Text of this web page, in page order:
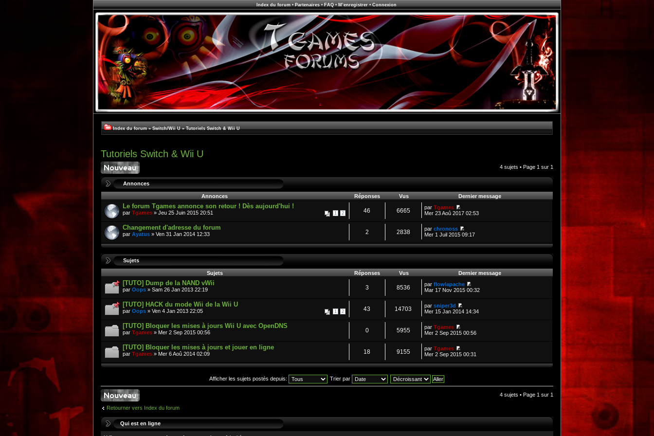
Index du forum• Partenaires• FAQ• M’enregistrer• Connexion
Index du forum » Switch/Wii U » Tutoriels Switch & Wii U
Tutoriels Switch & Wii U
4 sujets • Page 1 sur 1
Annonces
Annonces Réponses Vus Dernier message
Le forum Tgames annonce son retour ! Dès aujourd'hui !
1 2
par Tgames » Jeu 25 Juin 2015 20:51 46 6665 par Tgames
Mer 23 Aoû 2017 02:53
Changement d'adresse du forum
par Ayatus » Ven 31 Jan 2014 12:33 2 2838 par chronoss
Mer 1 Juil 2015 09:17
Sujets
Sujets Réponses Vus Dernier message
[TUTO] Dump de la NAND vWii
par Oops » Sam 26 Jan 2013 22:19 3 8536 par flowlapache
Mar 17 Nov 2015 00:32
[TUTO] HACK du mode Wii de la Wii U
1 2
par Oops » Ven 4 Jan 2013 22:05 43 14703 par sniper3d
Mer 15 Jan 2014 14:34
[TUTO] Bloquer les mises à jours Wii U avec OpenDNS
par Tgames » Mer 2 Sep 2015 00:56 0 5955 par Tgames
Mer 2 Sep 2015 00:56
[TUTO] Bloquer les mises à jours et jouer en ligne
par Tgames » Mer 6 Aoû 2014 02:09 18 9155 par Tgames
Mer 2 Sep 2015 00:31
Afficher les sujets postés depuis: Trier par
4 sujets • Page 1 sur 1
Retourner vers Index du forum
Qui est en ligne